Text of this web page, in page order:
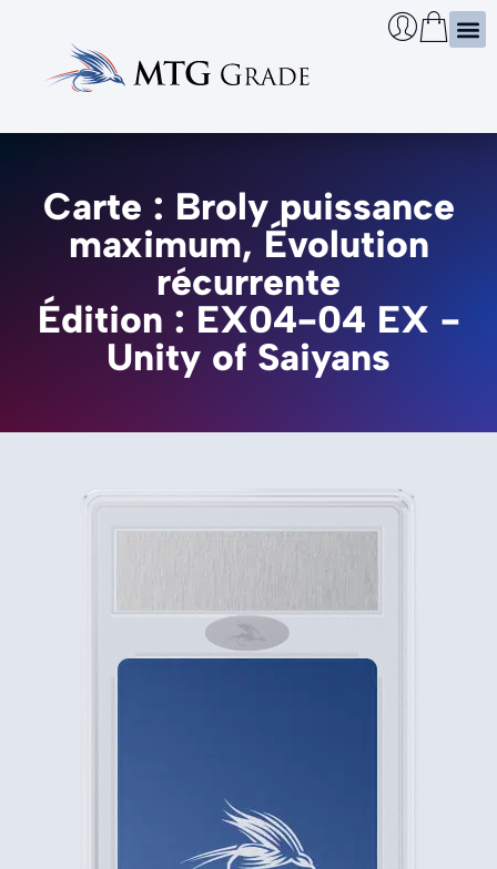
Carte : Broly puissance
maximum, Évolution
récurrente
Édition : EX04-04 EX -
Unity of Saiyans